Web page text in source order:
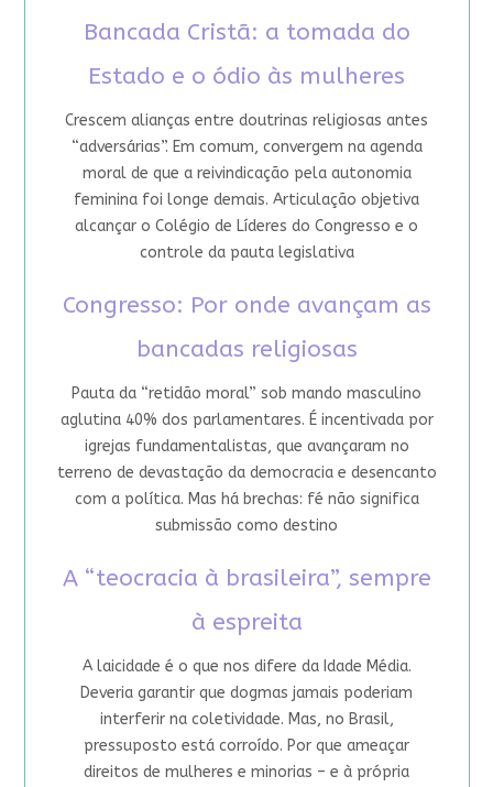
Bancada Cristã: a tomada do
Estado e o ódio às mulheres
Crescem alianças entre doutrinas religiosas antes
“adversárias”. Em comum, convergem na agenda
moral de que a reivindicação pela autonomia
feminina foi longe demais. Articulação objetiva
alcançar o Colégio de Líderes do Congresso e o
controle da pauta legislativa
Congresso: Por onde avançam as
bancadas religiosas
Pauta da “retidão moral” sob mando masculino
aglutina 40% dos parlamentares. É incentivada por
igrejas fundamentalistas, que avançaram no
terreno de devastação da democracia e desencanto
com a política. Mas há brechas: fé não significa
submissão como destino
A “teocracia à brasileira”, sempre
à espreita
A laicidade é o que nos difere da Idade Média.
Deveria garantir que dogmas jamais poderiam
interferir na coletividade. Mas, no Brasil,
pressuposto está corroído. Por que ameaçar
direitos de mulheres e minorias – e à própria